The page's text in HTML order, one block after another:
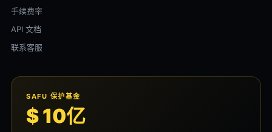
手续费率
API 文档
联系客服
SAFU 保护基金
$ 10亿